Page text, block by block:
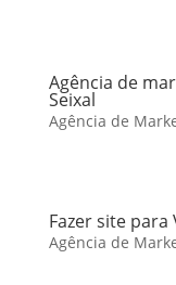
Agência de
Seixal
Agência de
Fazer site
Agência de